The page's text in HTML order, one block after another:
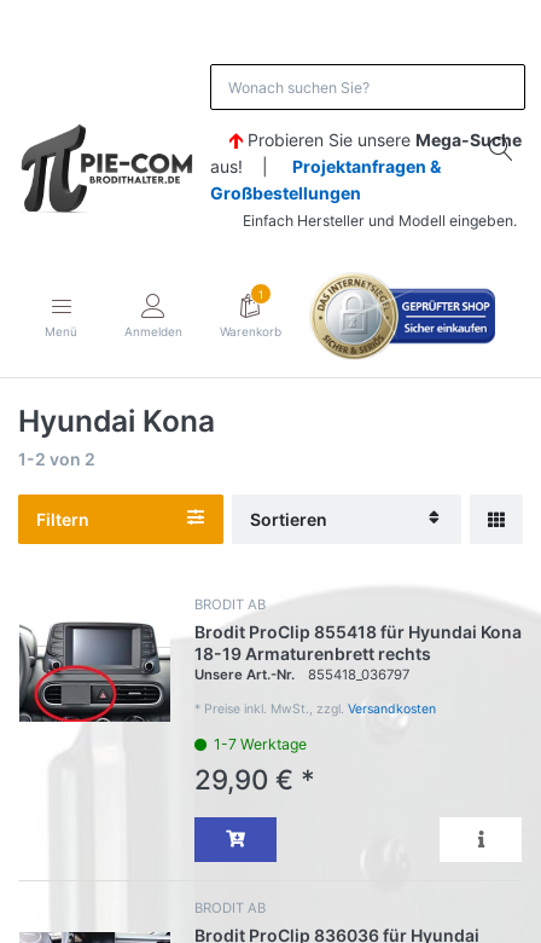
Probieren Sie unsere Mega-Suche
aus! | Projektanfragen &
Großbestellungen
Einfach Hersteller und Modell eingeben.
Menü Anmelden
1
Warenkorb
Hyundai Kona
1-2 von 2
Filtern Sortieren
BRODIT AB
Brodit ProClip 855418 für Hyundai Kona
18-19 Armaturenbrett rechts
Unsere Art.-Nr. 855418_036797
* Preise inkl. MwSt., zzgl. Versandkosten
1-7 Werktage
29,90 € *
BRODIT AB
Brodit ProClip 836036 für Hyundai